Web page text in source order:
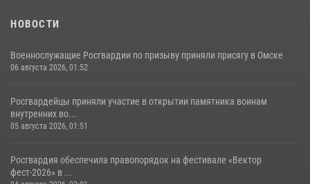
НОВОСТИ
Военнослужащие Росгвардии по призыву приняли присягу в Омске
06 августа 2026, 01:52
Росгвардейцы приняли участие в открытии памятника воинам
внутренних во...
05 августа 2026, 01:51
Росгвардия обеспечила правопорядок на фестивале «Вектор
фест-2026» в ...